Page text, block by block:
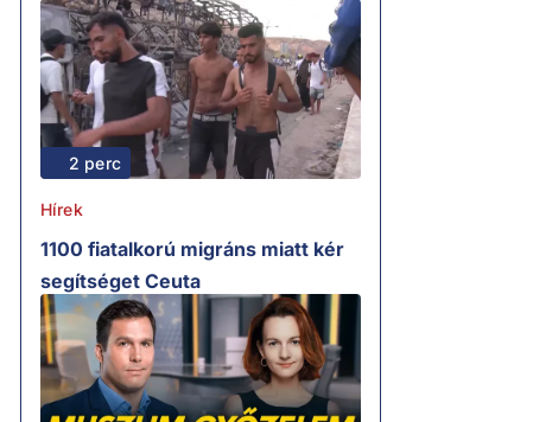
2 perc
Hírek
1100 fiatalkorú migráns miatt kér
segítséget Ceuta